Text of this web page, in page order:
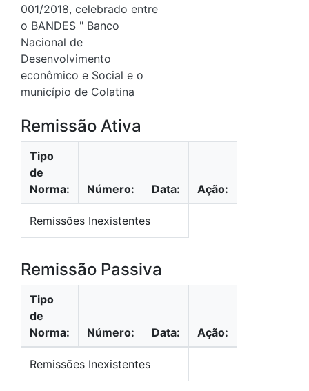
001/2018, celebrado entre
o BANDES " Banco
Nacional de
Desenvolvimento
econômico e Social e o
município de Colatina
Remissão Ativa
Tipo
de
Norma:
Número: Data: Ação:
Remissões Inexistentes
Remissão Passiva
Tipo
de
Norma:
Número: Data: Ação:
Remissões Inexistentes